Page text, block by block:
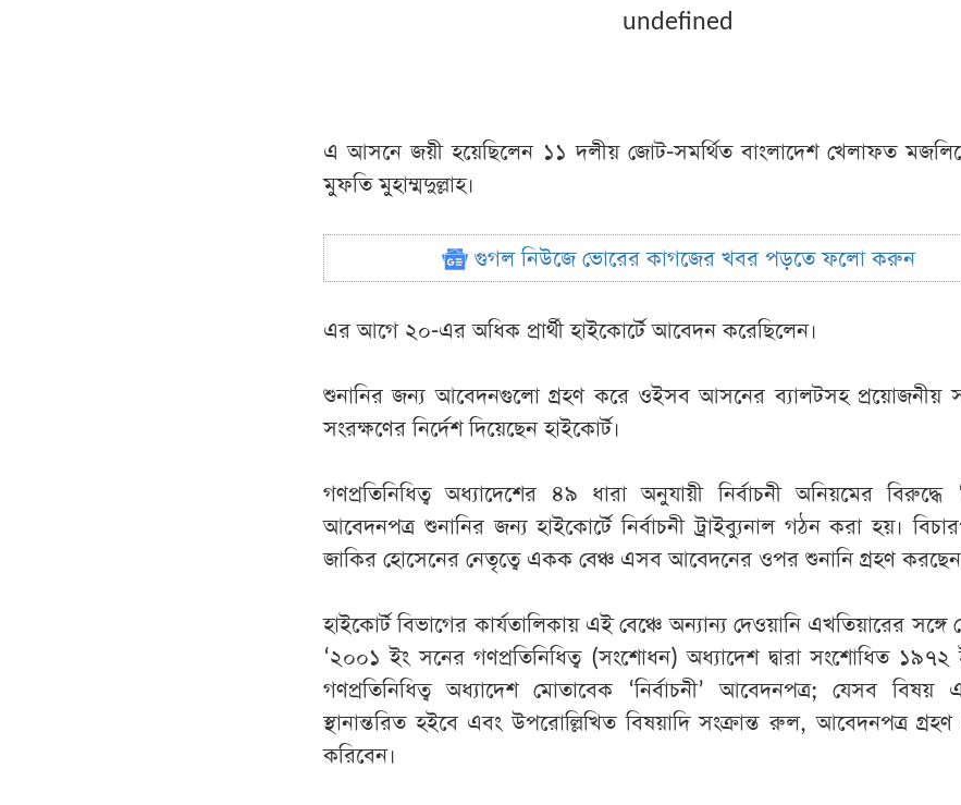
undefined
এ আসনে জয়ী হয়েছিলেন ১১ দলীয় জোট-সমর্থিত বাংলাদেশ খেলাফত
মুফতি মুহাম্মদুল্লাহ।
গুগল নিউজে ভোরের কাগজের খবর পড়তে ফলো করুন
এর আগে ২০-এর অধিক প্রার্থী হাইকোর্টে আবেদন করেছিলেন।
শুনানির জন্য আবেদনগুলো গ্রহণ করে ওইসব আসনের ব্যালটসহ প্রয়োজনীয়
সংরক্ষণের নির্দেশ দিয়েছেন হাইকোর্ট।
গণপ্রতিনিধিত্ব অধ্যাদেশের ৪৯ ধারা অনুযায়ী নির্বাচনী অনিয়মের বিরুদ্ধে
আবেদনপত্র শুনানির জন্য হাইকোর্টে নির্বাচনী ট্রাইব্যুনাল গঠন করা হয়।
জাকির হোসেনের নেতৃত্বে একক বেঞ্চ এসব আবেদনের ওপর শুনানি গ্রহণ
হাইকোর্ট বিভাগের কার্যতালিকায় এই বেঞ্চে অন্যান্য দেওয়ানি এখতিয়ারের সঙ্গে
‘২০০১ ইং সনের গণপ্রতিনিধিত্ব (সংশোধন) অধ্যাদেশ দ্বারা সংশোধিত
গণপ্রতিনিধিত্ব অধ্যাদেশ মোতাবেক ‘নির্বাচনী’ আবেদনপত্র; যেসব বিষয়
স্থানান্তরিত হইবে এবং উপরোল্লিখিত বিষয়াদি সংক্রান্ত রুল, আবেদনপত্র
করিবেন।